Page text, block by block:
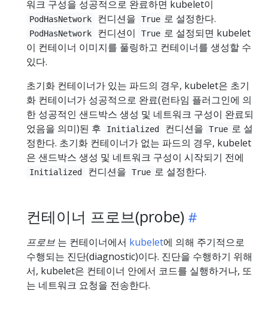
워크 구성을 성공적으로 완료하면 kubelet이
PodHasNetwork 컨디션을 True 로 설정한다.
PodHasNetwork 컨디션이 True 로 설정되면 kubelet
이 컨테이너 이미지를 풀링하고 컨테이너를 생성할 수
있다.
초기화 컨테이너가 있는 파드의 경우, kubelet은 초기
화 컨테이너가 성공적으로 완료(런타임 플러그인에 의
한 성공적인 샌드박스 생성 및 네트워크 구성이 완료되
었음을 의미)된 후
Initialized 컨디션을 True 로 설
정한다. 초기화 컨테이너가 없는 파드의 경우, kubelet
은 샌드박스 생성 및 네트워크 구성이 시작되기 전에
Initialized 컨디션을 True 로 설정한다.
컨테이너 프로브(probe)
프로브 는 컨테이너에서 kubelet에 의해 주기적으로
수행되는 진단(diagnostic)이다. 진단을 수행하기 위해
서, kubelet은 컨테이너 안에서 코드를 실행하거나, 또
는 네트워크 요청을 전송한다.